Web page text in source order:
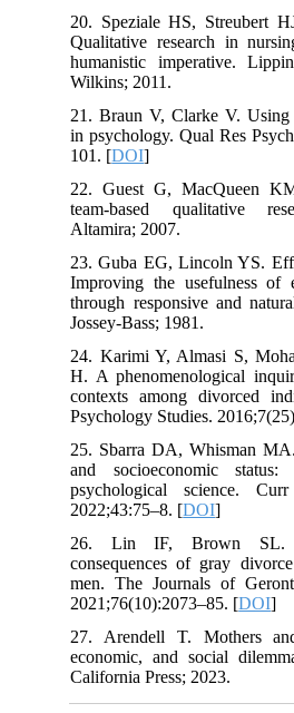
20. Speziale HS, Streubert
Qualitative research in
humanistic imperative.
Wilkins; 2011.
21. Braun V, Clarke V.
in psychology. Qual Res
101. [DOI
22. Guest G, MacQueen
team-based qualitative
Altamira; 2007.
23. Guba EG, Lincoln YS.
Improving the usefulness of
through responsive and
Jossey-Bass; 1981.
24. Karimi Y, Almasi S,
H. A phenomenological
contexts among divorced
Psychology Studies.
25. Sbarra DA, Whisman
and socioeconomic
psychological science.
2022;43:75–8. [DOI
26. Lin IF, Brown SL.
consequences of gray
men. The Journals of
2021;76(10):2073–85. [DOI
27. Arendell T. Mothers
economic, and social
California Press; 2023.